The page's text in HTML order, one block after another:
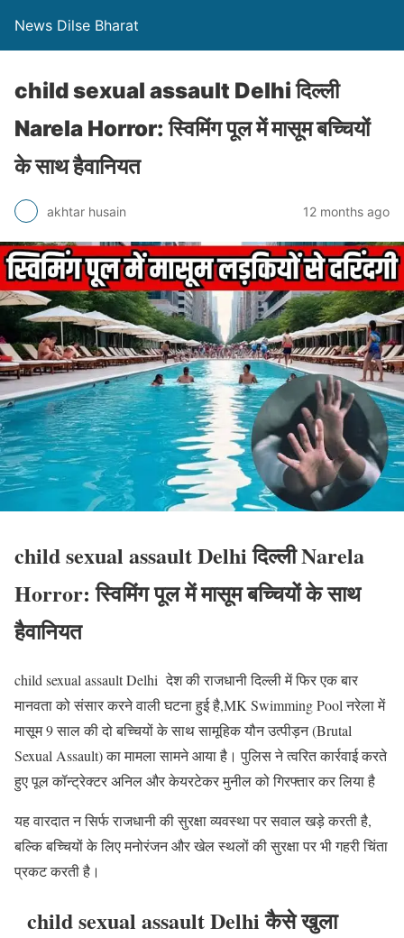
News Dilse Bharat
child sexual assault Delhi दिल्ली
Narela Horror: स्विमिंग पूल में मासूम बच्चियों
के साथ हैवानियत
akhtar husain 12 months ago
child sexual assault Delhi दिल्ली Narela
Horror: स्विमिंग पूल में मासूम बच्चियों के साथ
हैवानियत
child sexual assault Delhi देश की राजधानी दिल्ली में फिर एक बार
मानवता को संसार करने वाली घटना हुई है,MK Swimming Pool नरेला में
मासूम 9 साल की दो बच्चियों के साथ सामूहिक यौन उत्पीड़न (Brutal
Sexual Assault) का मामला सामने आया है। पुलिस ने त्वरित कार्रवाई करते
हुए पूल कॉन्ट्रेक्टर अनिल और केयरटेकर मुनील को गिरफ्तार कर लिया है
यह वारदात न सिर्फ राजधानी की सुरक्षा व्यवस्था पर सवाल खड़े करती है,
बल्कि बच्चियों के लिए मनोरंजन और खेल स्थलों की सुरक्षा पर भी गहरी चिंता
प्रकट करती है।
child sexual assault Delhi कैसे खुला